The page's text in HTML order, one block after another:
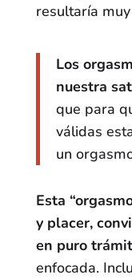
resultaría
Los
nuestra
que para
válidas
un
Esta
y placer,
en puro
enfocada.